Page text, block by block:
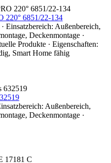
220° 6851/22-134
Einsatzbereich: Außenbereich,
Deckenmontage ·
Produkte · Eigenschaften:
Smart Home fähig
Außenbereich,
Deckenmontage ·